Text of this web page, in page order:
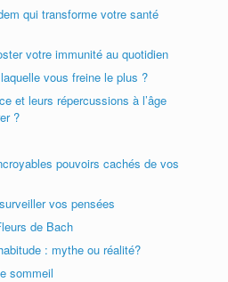
qui transforme votre santé
votre immunité au quotidien
vous freine le plus ?
et leurs répercussions à l’âge
?
pouvoirs cachés de vos
vos pensées
de Bach
: mythe ou réalité?
sommeil